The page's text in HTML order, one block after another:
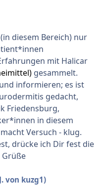
diesem Bereich) nur
mit Halicar
gesammelt.
informieren; es ist
gedacht,
Friedensburg,
in diesem
Versuch - klug.
drücke ich Dir fest die
Grüße
von kuzg1)